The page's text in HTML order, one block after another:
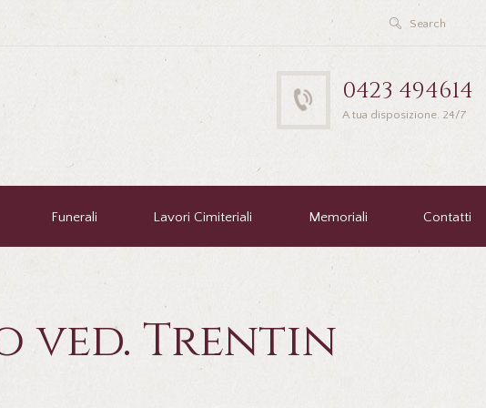
0423 494614
A tua disposizione. 24/7
Funerali Lavori Cimiteriali Memoriali Contatti
ved. Trentin